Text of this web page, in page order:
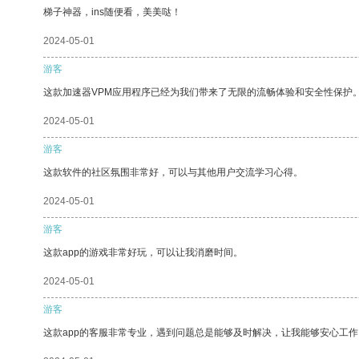
梯子神器，ins随便看，美美哒！
2024-05-01
游客
这款加速器VPM应用程序已经为我们带来了无限的流畅体验和安全性保护
2024-05-01
游客
这款软件的社区氛围非常好，可以与其他用户交流学习心得。
2024-05-01
游客
这款app的游戏非常好玩，可以让我消磨时间。
2024-05-01
游客
这款app的客服非常专业，遇到问题总是能够及时解决，让我能够安心工